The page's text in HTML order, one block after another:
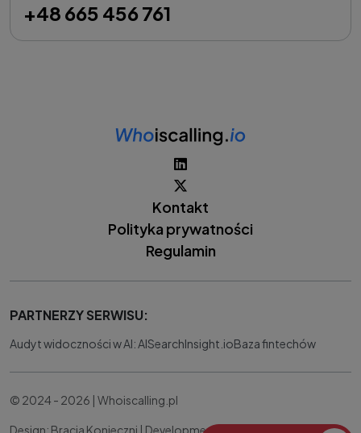
+48 665 456 761
Kontakt
Polityka prywatności
Regulamin
PARTNERZY SERWISU:
Audyt widoczności w AI: AISearchInsight.ioBaza fintechów
© 2024 - 2026 | Whoiscalling.pl
Design: Bracia Konieczni | Development: